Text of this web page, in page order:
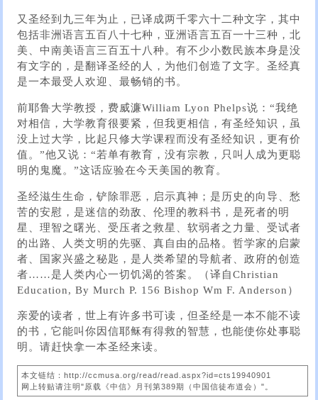
又圣经到九三年为止，已译成两千零六十二种文字，其中
包括非洲语言五百八十七种，亚洲语言五百一十三种，北
美、中南美语言三百五十八种。有不少小数民族本身是没
有文字的，是翻译圣经的人，为他们创造了文字。圣经真
是一本最受人欢迎、最畅销的书。
前耶鲁大学教授，费威濂William Lyon Phelps说：“我绝
对相信，大学教育很要紧，但我更相信，有圣经知识，虽
没上过大学，比起只修大学课程而没有圣经知识，更有价
值。”他又说：“若单有教育，没有宗教，只叫人成为更聪
明的鬼魔。”这话应验在今天美国的教育。
圣经滋生生命，铲除罪恶，启示真神；是历史的向导、愁
苦的安慰，是迷信的劲敌、伦理的教科书，是死者的明
星、理智之曙光、受压者之救星、软弱者之力量、受试者
的出路、人类文明的先驱、真自由的品格。哲学家的启蒙
者、国家兴盛之秘匙，是人类希望的导航者、政府的创造
者……是人类内心一切饥渴的答案。（译自Christian
Education, By Murch P. 156 Bishop Wm F. Anderson）
亲爱的读者，世上有许多书可读，但圣经是一本不能不读
的书，它能叫你因信耶稣有得救的智慧，也能使你处事聪
明。请赶快拿一本圣经来读。
本文链结：http://ccmusa.org/read/read.aspx?id=cts19940901
网上转贴请注明"原载《中信》月刊第389期（中国信徒布道会）"。